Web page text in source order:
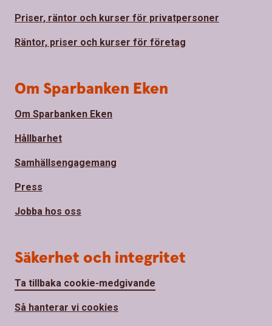
Priser, räntor och kurser för privatpersoner
Räntor, priser och kurser för företag
Om Sparbanken Eken
Om Sparbanken Eken
Hållbarhet
Samhällsengagemang
Press
Jobba hos oss
Säkerhet och integritet
Ta tillbaka cookie-medgivande
Så hanterar vi cookies